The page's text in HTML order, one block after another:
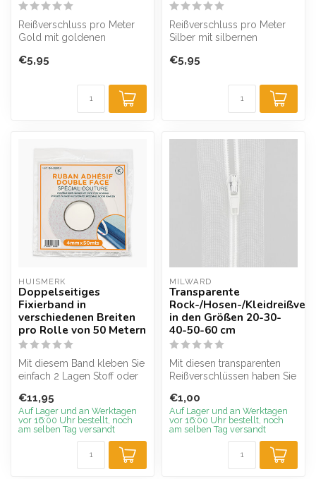
Reißverschluss pro Meter
Gold mit goldenen
erhältlich m...
€5,95
Reißverschluss pro Meter
Silber mit silbernen
erhältlic...
€5,95
HUISMERK
Doppelseitiges
Fixierband in
verschiedenen Breiten
pro Rolle von 50 Metern
Mit diesem Band kleben Sie
einfach 2 Lagen Stoff oder
pra...
€11,95
Auf Lager und an Werktagen
vor 16:00 Uhr bestellt, noch
am selben Tag versandt
MILWARD
Transparente
Rock-/Hosen-/
in den Größen 20-30-
40-50-60 cm
Mit diesen transparenten
Reißverschlüssen haben Sie
auf...
€1,00
Auf Lager und an Werktagen
vor 16:00 Uhr bestellt, noch
am selben Tag versandt